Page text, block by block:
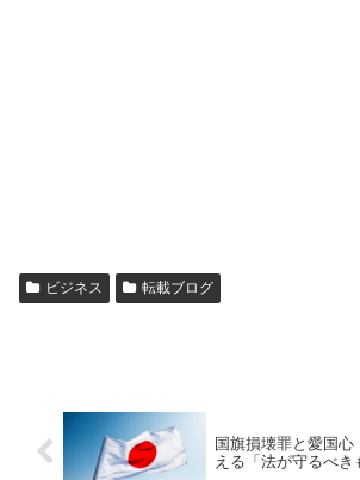
ビジネス 転載ブログ
国旗損壊罪と愛国
える「法が守るべき